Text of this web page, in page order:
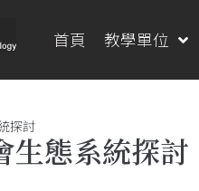
首頁 教學單位
探討
生態系統探討